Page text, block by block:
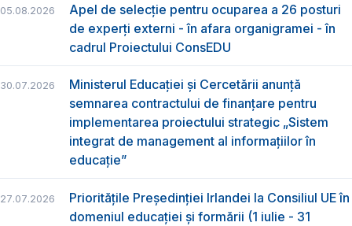
05.08.2026
Apel de selecție pentru ocuparea a 26 posturi
de experți externi - în afara organigramei - în
cadrul Proiectului ConsEDU
30.07.2026
Ministerul Educației și Cercetării anunță
semnarea contractului de finanțare pentru
implementarea proiectului strategic „Sistem
integrat de management al informațiilor în
educație”
27.07.2026
Prioritățile Președinției Irlandei la Consiliul UE în
domeniul educației și formării (1 iulie - 31